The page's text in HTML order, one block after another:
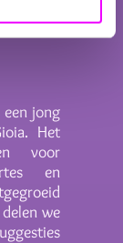
een jong
Het
voor
en
we